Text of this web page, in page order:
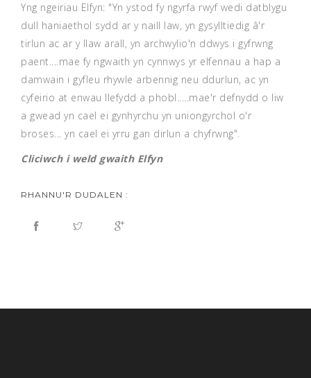
Yng ngeiriau Elfyn: "Yn ystod fy ngyrfa rwyf wedi datblygu
dull haniaethol sydd ar y naill law, yn gysylltiedig â'r
tirlun ac ar y llaw arall, yn archwylio'n ddwys i gyfrwng
paent....mae fy ngwaith yn cynnwys yr elfennau a hap a
damwain i gyfleu rhywle arbennig neu ddurlun, ac yn
cyfeirio at enwau llefydd a phobl.....mae'r defnydd o liw
a gwead yn cael ei gynhyrchu yn uniongyrchol o'r
broses... yn cael ei yrru gan dirlun a chyfrwng".
Cliciwch i weld gwaith Elfyn
RHANNU'R DUDALEN :